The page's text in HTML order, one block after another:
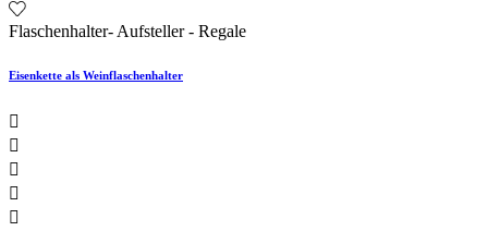
Flaschenhalter- Aufsteller - Regale
Eisenkette als Weinflaschenhalter




